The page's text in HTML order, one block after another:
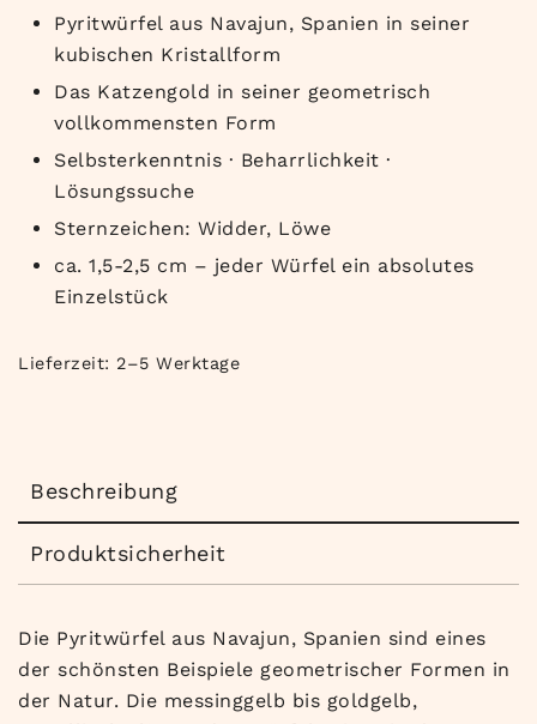
Pyritwürfel aus Navajun, Spanien in seiner
kubischen Kristallform
Das Katzengold in seiner geometrisch
vollkommensten Form
Selbsterkenntnis · Beharrlichkeit ·
Lösungssuche
Sternzeichen: Widder, Löwe
ca. 1,5-2,5 cm – jeder Würfel ein absolutes
Einzelstück
Lieferzeit: 2–5 Werktage
Beschreibung
Produktsicherheit
Die Pyritwürfel aus Navajun, Spanien sind eines
der schönsten Beispiele geometrischer Formen in
der Natur. Die messinggelb bis goldgelb,